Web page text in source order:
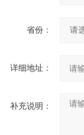
省份：
详细地址：
补充说明：